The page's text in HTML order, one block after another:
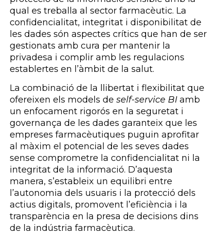
qual es treballa al sector farmacèutic. La
confidencialitat, integritat i disponibilitat de
les dades són aspectes crítics que han de ser
gestionats amb cura per mantenir la
privadesa i complir amb les regulacions
establertes en l’àmbit de la salut.
La combinació de la llibertat i flexibilitat que
ofereixen els models de self-service BI amb
un enfocament rigorós en la seguretat i
governança de les dades garanteix que les
empreses farmacèutiques puguin aprofitar
al màxim el potencial de les seves dades
sense comprometre la confidencialitat ni la
integritat de la informació. D’aquesta
manera, s’estableix un equilibri entre
l’autonomia dels usuaris i la protecció dels
actius digitals, promovent l’eficiència i la
transparència en la presa de decisions dins
de la indústria farmacèutica.